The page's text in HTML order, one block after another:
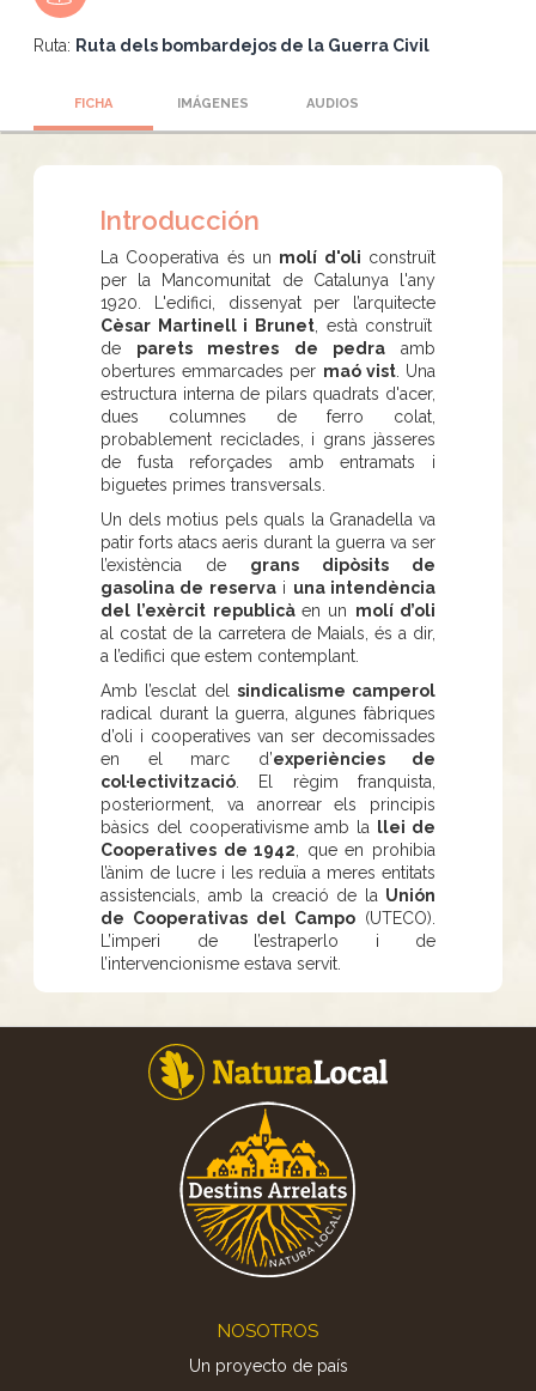
Ruta: Ruta dels bombardejos de la Guerra Civil
FICHA IMÁGENES AUDIOS
Introducción
La Cooperativa és un molí d'oli construït
per la Mancomunitat de Catalunya l'any
1920. L'edifici, dissenyat per l’arquitecte
Cèsar Martinell i Brunet , està construït
de parets mestres de pedraamb
obertures emmarcades per maó vist. Una
estructura interna de pilars quadrats d'acer,
dues columnes de ferro colat,
probablement reciclades, i grans jàsseres
de fusta reforçades amb entramats i
biguetes primes transversals.
Un dels motius pels quals la Granadella va
patir forts atacs aeris durant la guerra va ser
l’existència de grans dipòsits de
gasolina de reservai una intendència
del l’exèrcit republicà en un molí d’oli
al costat de la carretera de Maials, és a dir,
a l’edifici que estem contemplant.
Amb l’esclat del sindicalisme camperol
radical durant la guerra, algunes fàbriques
d’oli i cooperatives van ser decomissades
en el marc d’experiències de
col·lectivització . El règim franquista,
posteriorment, va anorrear els principis
bàsics del cooperativisme amb la
llei de
Cooperatives de 1942 , que en prohibia
l’ànim de lucre i les reduïa a meres entitats
assistencials, amb la creació de la Unión
de Cooperativas del Campo (UTECO).
L’imperi de l’estraperlo i de
l’intervencionisme estava servit.
NOSOTROS
Un proyecto de país